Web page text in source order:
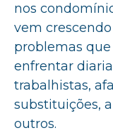
nos
vem
problemas
enfrentar
trabalhistas,
substituições,
outros.